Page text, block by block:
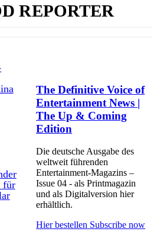
REPORTER
für
The Definitive Voice of
Entertainment News |
The Up & Coming
Edition
Die deutsche Ausgabe des
weltweit führenden
Entertainment-Magazins –
Issue 04 - als Printmagazin
und als Digitalversion hier
erhältlich.
Hier bestellen Subscribe now